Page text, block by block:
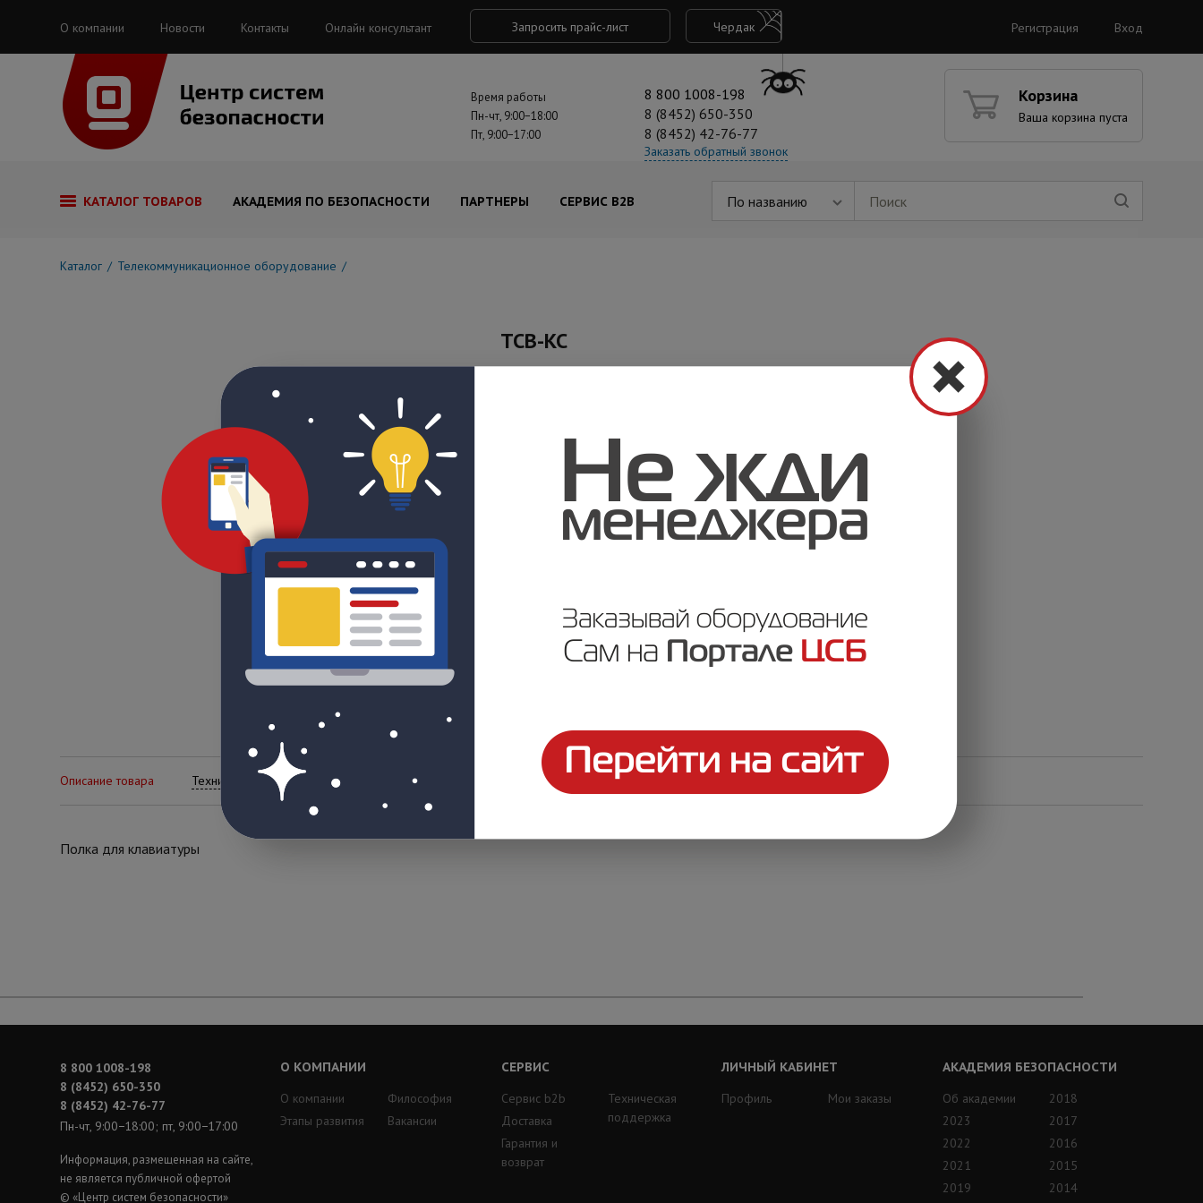
О компании Новости Контакты Онлайн консультант Запросить прайс-лист Чердак Регистрация Вход
Время работы
Пн-чт, 9:00−18:00
Пт, 9:00−17:00
8 800 1008-198
8 (8452) 650-350
8 (8452) 42-76-77
Заказать обратный звонок
Корзина
Ваша корзина пуста
КАТАЛОГ ТОВАРОВ АКАДЕМИЯ ПО БЕЗОПАСНОСТИ ПАРТНЕРЫ СЕРВИС B2B По названию
Каталог Телекоммуникационное оборудование
ТСВ-КС
Цена по запросу
Описание товара Технические характеристики
Полка для клавиатуры
8 800 1008-198
8 (8452) 650-350
8 (8452) 42-76-77
Пн-чт, 9:00−18:00; пт, 9:00−17:00
Информация, размещенная на сайте,
не является публичной офертой
© «Центр систем безопасности»
О КОМПАНИИ
О компании
Этапы развития
Философия
Вакансии
СЕРВИС
Сервис b2b
Доставка
Гарантия и
возврат
Техническая
поддержка
ЛИЧНЫЙ КАБИНЕТ
Профиль
Мои заказы
АКАДЕМИЯ БЕЗОПАСНОСТИ
Об академии
2023
2022
2021
2019
2018
2017
2016
2015
2014